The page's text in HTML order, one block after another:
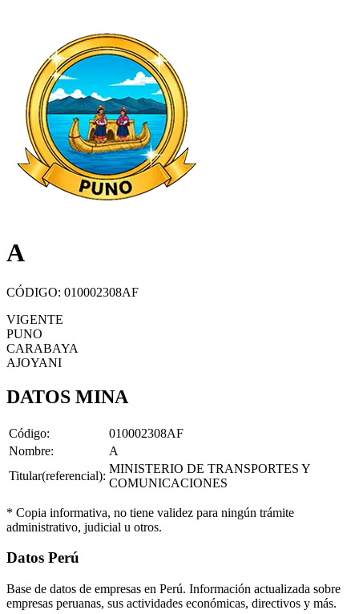
A
CÓDIGO: 010002308AF
VIGENTE
PUNO
CARABAYA
AJOYANI
DATOS MINA
Código:
010002308AF
Nombre:
A
Titular(referencial):
MINISTERIO DE TRANSPORTES Y
COMUNICACIONES
* Copia informativa, no tiene validez para ningún trámite
administrativo, judicial u otros.
Datos Perú
Base de datos de empresas en Perú. Información actualizada sobre
empresas peruanas, sus actividades económicas, directivos y más.